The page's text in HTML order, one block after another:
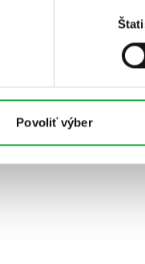
Povoliť výber